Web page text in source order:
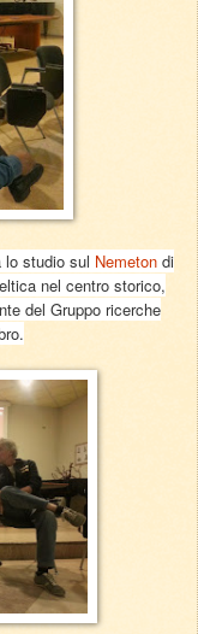
lo studio sul Nemetondi
nel centro storico,
del Gruppo ricerche